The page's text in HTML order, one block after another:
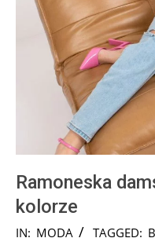
Ramoneska
kolorze
2024-
IN: MODA TAGGED: